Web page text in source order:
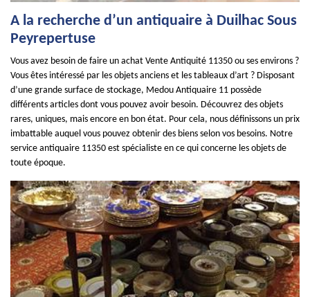
A la recherche d’un antiquaire à Duilhac Sous
Peyrepertuse
Vous avez besoin de faire un achat Vente Antiquité 11350 ou ses environs ?
Vous êtes intéressé par les objets anciens et les tableaux d’art ? Disposant
d’une grande surface de stockage, Medou Antiquaire 11 possède
différents articles dont vous pouvez avoir besoin. Découvrez des objets
rares, uniques, mais encore en bon état. Pour cela, nous définissons un prix
imbattable auquel vous pouvez obtenir des biens selon vos besoins. Notre
service antiquaire 11350 est spécialiste en ce qui concerne les objets de
toute époque.